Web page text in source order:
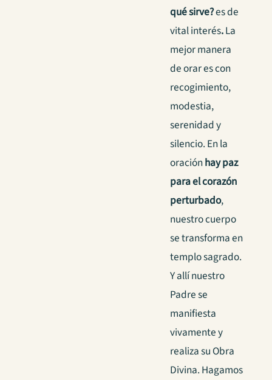
qué sirve?es de
vital interés.La
mejor manera
de orar es con
recogimiento,
modestia,
serenidad y
silencio. En la
oraciónhay paz
para el corazón
perturbado,
nuestro cuerpo
se transforma en
templo sagrado.
Y allí nuestro
Padre se
manifiesta
vivamente y
realiza su Obra
Divina. Hagamos